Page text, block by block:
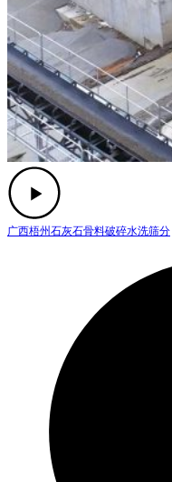
广西梧州石灰石骨料破碎水洗筛分